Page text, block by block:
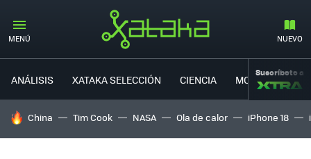
MENÚ NUEVO
ANÁLISIS XATAKA SELECCIÓN CIENCIA MOVILIDAD
Suscríbete a
HOY SE HABLA DE
China Tim Cook NASA Ola de calor iPhone 18